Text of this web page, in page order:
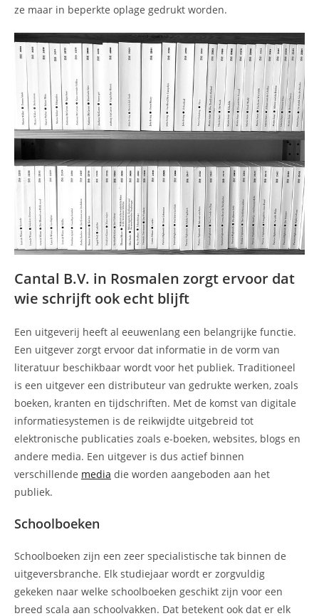
ze maar in beperkte oplage gedrukt worden.
Cantal B.V. in Rosmalen zorgt ervoor dat
wie schrijft ook echt blijft
Een uitgeverij heeft al eeuwenlang een belangrijke functie.
Een uitgever zorgt ervoor dat informatie in de vorm van
literatuur beschikbaar wordt voor het publiek. Traditioneel
is een uitgever een distributeur van gedrukte werken, zoals
boeken, kranten en tijdschriften. Met de komst van digitale
informatiesystemen is de reikwijdte uitgebreid tot
elektronische publicaties zoals e-boeken, websites, blogs en
andere media. Een uitgever is dus actief binnen
verschillende media die worden aangeboden aan het
publiek.
Schoolboeken
Schoolboeken zijn een zeer specialistische tak binnen de
uitgeversbranche. Elk studiejaar wordt er zorgvuldig
gekeken naar welke schoolboeken geschikt zijn voor een
breed scala aan schoolvakken. Dat betekent ook dat er elk